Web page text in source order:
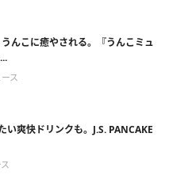
んこに癒やされる。『うんこミュ
ス
い爽快ドリンクも。J.S. PANCAKE